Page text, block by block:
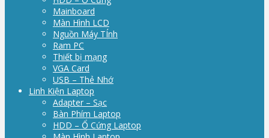
Mainboard
Màn Hình LCD
Nguồn Máy TÍnh
Ram PC
Thiết bị mạng
VGA Card
USB – Thẻ Nhớ
Linh Kiện Laptop
Adapter – Sạc
Bàn Phím Laptop
HDD – Ổ Cứng Laptop